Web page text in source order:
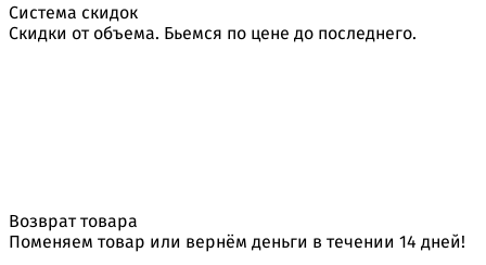
Система скидок
Скидки от объема. Бьемся по цене до последнего.
Возврат товара
Поменяем товар или вернём деньги в течении 14 дней!